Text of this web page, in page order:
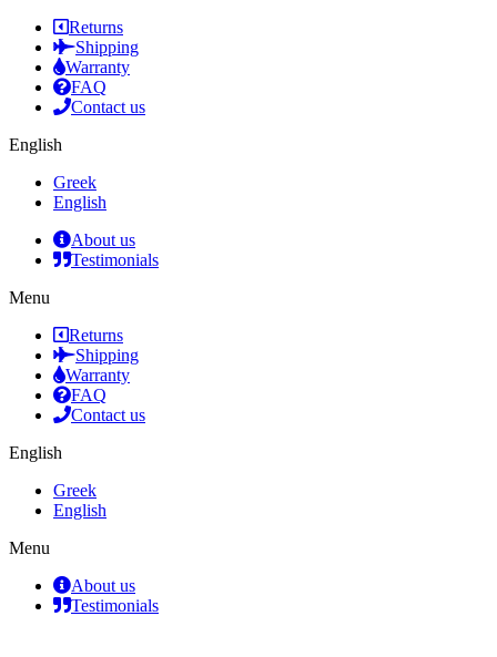
Returns
Shipping
Warranty
FAQ
Contact us
English
Greek
English
About us
Testimonials
Menu
Returns
Shipping
Warranty
FAQ
Contact us
English
Greek
English
Menu
About us
Testimonials